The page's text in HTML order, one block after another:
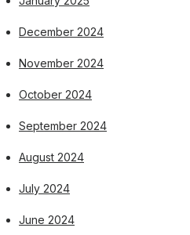
December 2024
November 2024
October 2024
September 2024
August 2024
July 2024
June 2024